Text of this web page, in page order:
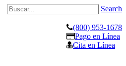
Search
(800) 953-1678
Pago en Línea
Cita en Línea